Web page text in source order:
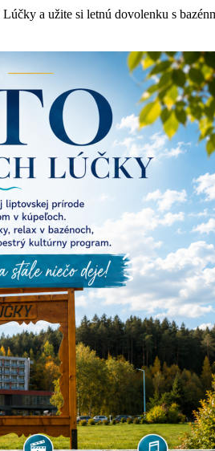
a užite si letnú dovolenku s